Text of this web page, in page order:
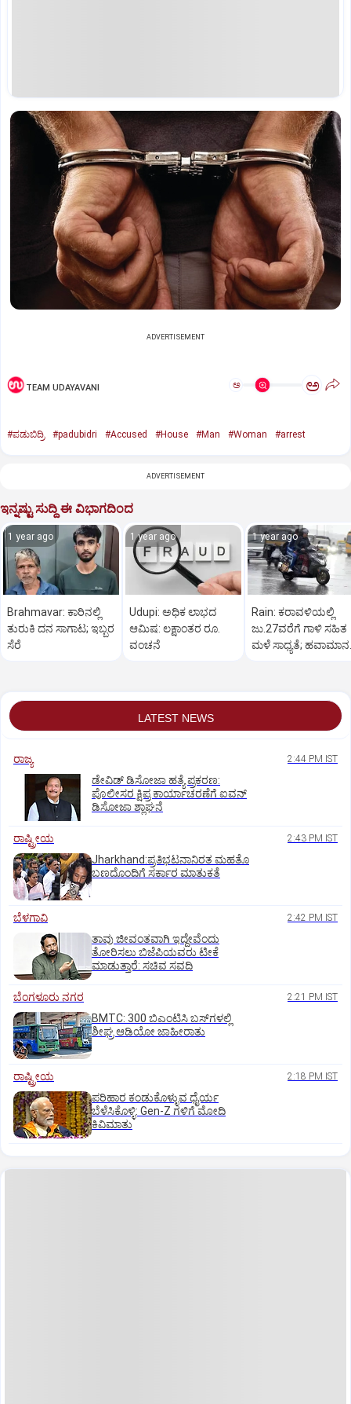
ADVERTISEMENT
TEAM UDAYAVANI ಅ ಅ
#ಪಡುಬಿದ್ರಿ #padubidri #Accused #House #Man #Woman #arrest
ADVERTISEMENT
ಇನ್ನಷ್ಟು ಸುದ್ದಿ ಈ ವಿಭಾಗದಿಂದ
1 year ago
Brahmavar: ಕಾರಿನಲ್ಲಿ
ತುರುಕಿ ದನ ಸಾಗಾಟ; ಇಬ್ಬರ
ಸೆರೆ
1 year ago
Udupi: ಅಧಿಕ ಲಾಭದ
ಆಮಿಷ: ಲಕ್ಷಾಂತರ ರೂ.
ವಂಚನೆ
1 year ago
Rain: ಕರಾವಳಿಯಲ್ಲಿ
ಜು.27ವರೆಗೆ ಗಾಳಿ ಸಹಿತ
ಮಳೆ ಸಾಧ್ಯತೆ; ಹವಾಮಾನ
LATEST NEWS
ರಾಜ್ಯ 2:44 PM IST
ಡೇವಿಡ್ ಡಿಸೋಜಾ ಹತ್ಯೆ ಪ್ರಕರಣ:
ಪೊಲೀಸರ ಕ್ಷಿಪ್ರ ಕಾರ್ಯಾಚರಣೆಗೆ ಐವನ್
ಡಿಸೋಜಾ ಶ್ಲಾಘನೆ
ರಾಷ್ಟ್ರೀಯ 2:43 PM IST
Jharkhand:ಪ್ರತಿಭಟನಾನಿರತ ಮಹತೊ
ಬಣದೊಂದಿಗೆ ಸರ್ಕಾರ ಮಾತುಕತೆ
ಬೆಳಗಾವಿ 2:42 PM IST
ತಾವು ಜೀವಂತವಾಗಿ ಇದ್ದೇವೆಂದು
ತೋರಿಸಲು ಬಿಜೆಪಿಯವರು ಟೀಕೆ
ಮಾಡುತ್ತಾರೆ: ಸಚಿವ ಸವದಿ
ಬೆಂಗಳೂರು ನಗರ 2:21 PM IST
BMTC: 300 ಬಿಎಂಟಿಸಿ ಬಸ್‌ಗಳಲ್ಲಿ
ಶೀಘ್ರ ಆಡಿಯೋ ಜಾಹೀರಾತು
ರಾಷ್ಟ್ರೀಯ 2:18 PM IST
ಪರಿಹಾರ ಕಂಡುಕೊಳ್ಳುವ ಧೈರ್ಯ
ಬೆಳೆಸಿಕೊಳ್ಳಿ: Gen-Z ಗಳಿಗೆ ಮೋದಿ
ಕಿವಿಮಾತು